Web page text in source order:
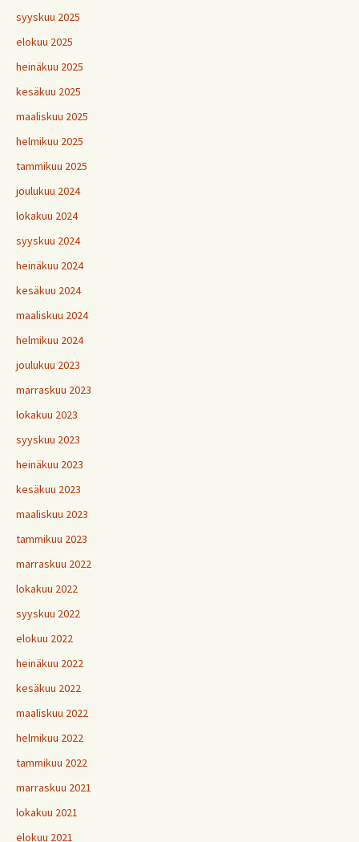
syyskuu 2025
elokuu 2025
heinäkuu 2025
kesäkuu 2025
maaliskuu 2025
helmikuu 2025
tammikuu 2025
joulukuu 2024
lokakuu 2024
syyskuu 2024
heinäkuu 2024
kesäkuu 2024
maaliskuu 2024
helmikuu 2024
joulukuu 2023
marraskuu 2023
lokakuu 2023
syyskuu 2023
heinäkuu 2023
kesäkuu 2023
maaliskuu 2023
tammikuu 2023
marraskuu 2022
lokakuu 2022
syyskuu 2022
elokuu 2022
heinäkuu 2022
kesäkuu 2022
maaliskuu 2022
helmikuu 2022
tammikuu 2022
marraskuu 2021
lokakuu 2021
elokuu 2021